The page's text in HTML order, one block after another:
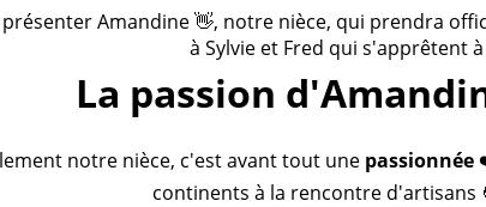
Amandine 👋, notre nièce, qui prendra
à Sylvie et Fred qui
La passion
notre nièce, c'est avant tout une passionnée
continents à la rencontre d'artisans